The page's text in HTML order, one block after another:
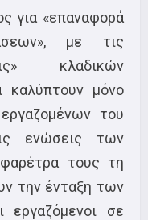
για «επαναφορά
με τις
κλαδικών
καλύπτουν μόνο
του
ενώσεις των
τους τη
την ένταξη των
εργαζόμενοι σε